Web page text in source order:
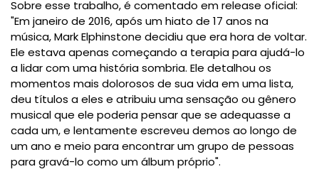
Sobre esse trabalho, é comentado em release oficial:
"Em janeiro de 2016, após um hiato de 17 anos na
música, Mark Elphinstone decidiu que era hora de voltar.
Ele estava apenas começando a terapia para ajudá-lo
a lidar com uma história sombria. Ele detalhou os
momentos mais dolorosos de sua vida em uma lista,
deu títulos a eles e atribuiu uma sensação ou gênero
musical que ele poderia pensar que se adequasse a
cada um, e lentamente escreveu demos ao longo de
um ano e meio para encontrar um grupo de pessoas
para gravá-lo como um álbum próprio".